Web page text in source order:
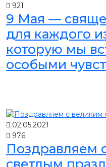
921
9 Мая —
для каждого
которую мы
особыми
02.05.2021
976
Поздравляем
светлым